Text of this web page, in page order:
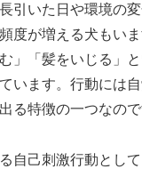
引いた日や環境の
度が増える犬もい
」「髪をいじる」
います。行動には
る特徴の一つなので
自己刺激行動とし